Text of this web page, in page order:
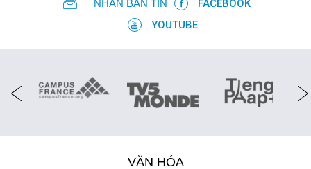
NHẬN BẢN TIN
FACEBOOK
YOUTUBE
VĂN HÓA